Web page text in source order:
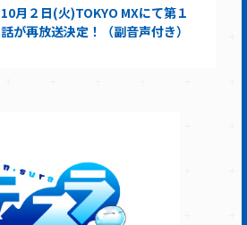
10月２日(火)TOKYO MXにて第１
話が再放送決定！（副音声付き）